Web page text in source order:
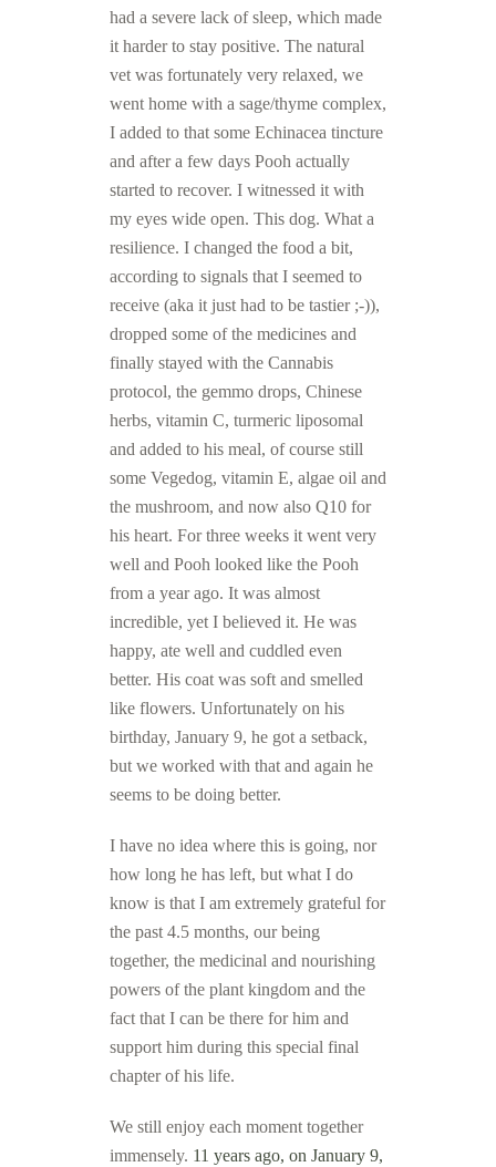
had a severe lack of sleep, which made
it harder to stay positive. The natural
vet was fortunately very relaxed, we
went home with a sage/thyme complex,
I added to that some Echinacea tincture
and after a few days Pooh actually
started to recover. I witnessed it with
my eyes wide open. This dog. What a
resilience. I changed the food a bit,
according to signals that I seemed to
receive (aka it just had to be tastier ;-)),
dropped some of the medicines and
finally stayed with the Cannabis
protocol, the gemmo drops, Chinese
herbs, vitamin C, turmeric liposomal
and added to his meal, of course still
some Vegedog, vitamin E, algae oil and
the mushroom, and now also Q10 for
his heart. For three weeks it went very
well and Pooh looked like the Pooh
from a year ago. It was almost
incredible, yet I believed it. He was
happy, ate well and cuddled even
better. His coat was soft and smelled
like flowers. Unfortunately on his
birthday, January 9, he got a setback,
but we worked with that and again he
seems to be doing better.
I have no idea where this is going, nor
how long he has left, but what I do
know is that I am extremely grateful for
the past 4.5 months, our being
together, the medicinal and nourishing
powers of the plant kingdom and the
fact that I can be there for him and
support him during this special final
chapter of his life.
We still enjoy each moment together
immensely. 11 years ago, on January 9,